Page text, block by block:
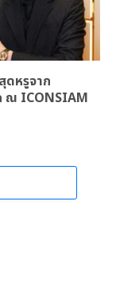
ดหรูจาก
ณ ICONSIAM